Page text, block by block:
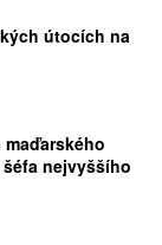
útocích na
nejvyššího